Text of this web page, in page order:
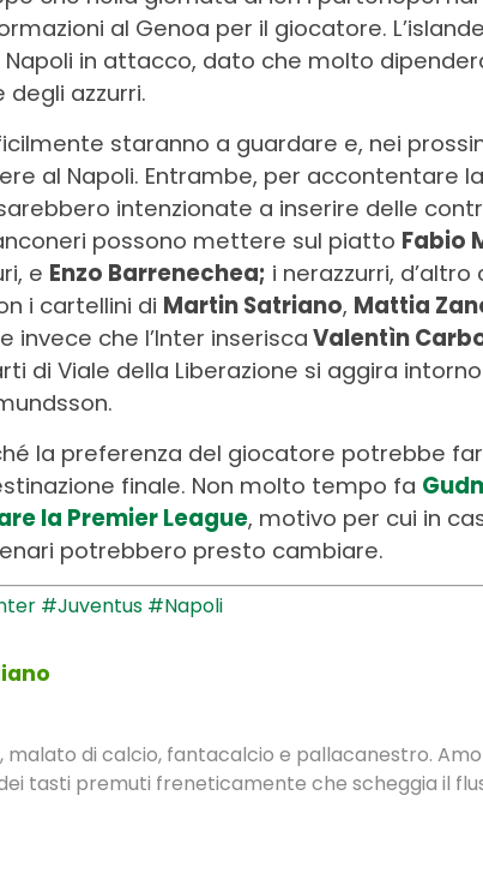
al Genoa per il giocatore.
Napoli in attacco, dato che molto
azzurri.
staranno a guardare e, nei
al Napoli. Entrambe, per accontentare la
intenzionate a inserire delle
possono mettere sul piatto Fabio
e Enzo Barrenechea; i nerazzurri,
i cartellini di Martin Satriano, Mattia
invece che l’Inter inserisca Valentìn
di Viale della Liberazione si aggira
la preferenza del giocatore potrebbe
finale. Non molto tempo fa
la Premier League, motivo per cui in
potrebbero presto cambiare.
#Juventus #Napoli
malato di calcio, fantacalcio e pallacanestro.
tasti premuti freneticamente che scheggia il